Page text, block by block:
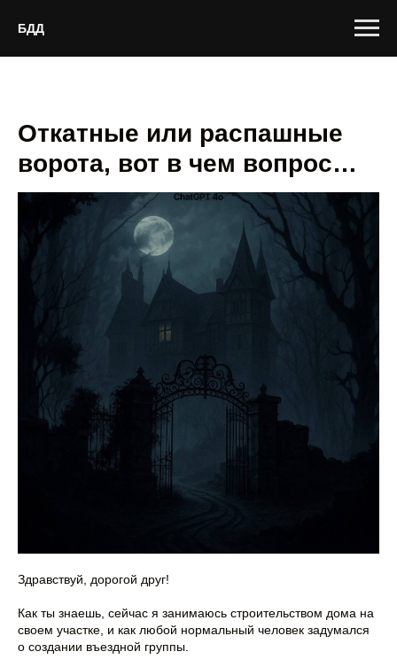
БДД
Откатные или распашные
ворота, вот в чем вопрос…
Здравствуй, дорогой друг!
Как ты знаешь, сейчас я занимаюсь строительством дома на
своем участке, и как любой нормальный человек задумался
о создании въездной группы.